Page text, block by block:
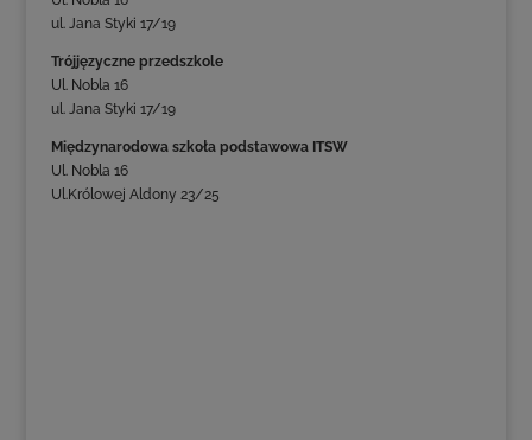
ul. Jana Styki 17/19
Trójjęzyczne przedszkole
Ul. Nobla 16
ul. Jana Styki 17/19
Międzynarodowa szkoła podstawowa ITSW
Ul. Nobla 16
Ul.Królowej Aldony 23/25